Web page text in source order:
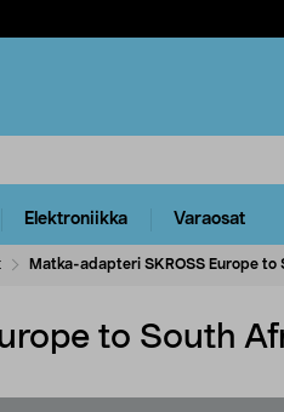
Elektroniikka Varaosat
Matka-adapteri SKROSS Europe to
to South